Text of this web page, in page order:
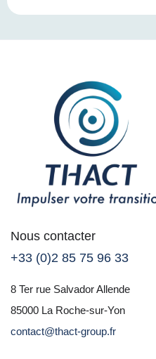
Nous contacter
+33 (0)2 85 75 96 33
8 Ter rue Salvador Allende
85000 La Roche-sur-Yon
contact@thact-group.fr